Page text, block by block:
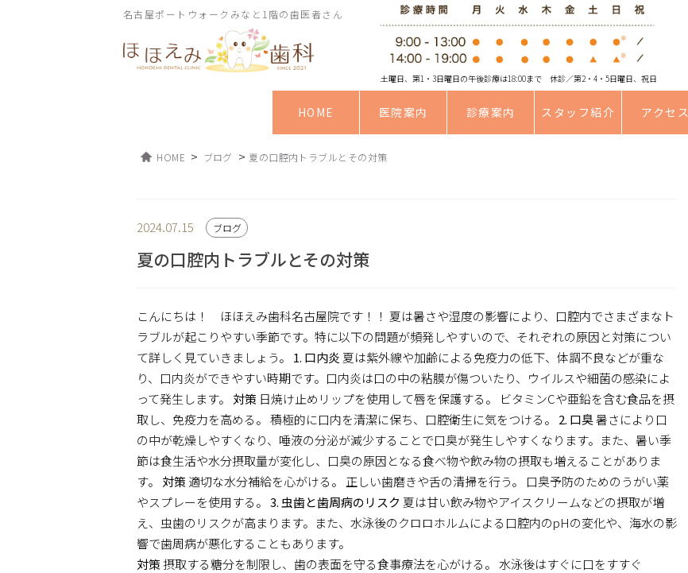
名古屋ポートウォークみなと1階の歯医者さん
土曜日、第1・3日曜日の午後診療は18:00まで 休診／第2・4・5日曜日、祝日
HOME 医院案内 診療案内 スタッフ紹介 アクセス
HOME > ブログ > 夏の口腔内トラブルとその対策
2024.07.15 ブログ
夏の口腔内トラブルとその対策
こんにちは！ ほほえみ歯科名古屋院です！！ 夏は暑さや湿度の影響により、口腔内でさまざまなト
ラブルが起こりやすい季節です。特に以下の問題が頻発しやすいので、それぞれの原因と対策につい
て詳しく見ていきましょう。 1. 口内炎夏は紫外線や加齢による免疫力の低下、体調不良などが重な
り、口内炎ができやすい時期です。口内炎は口の中の粘膜が傷ついたり、ウイルスや細菌の感染によ
って発生します。 対策 日焼け止めリップを使用して唇を保護する。 ビタミンCや亜鉛を含む食品を摂
取し、免疫力を高める。 積極的に口内を清潔に保ち、口腔衛生に気をつける。 2. 口臭暑さにより口
の中が乾燥しやすくなり、唾液の分泌が減少することで口臭が発生しやすくなります。また、暑い季
節は食生活や水分摂取量が変化し、口臭の原因となる食べ物や飲み物の摂取も増えることがありま
す。 対策 適切な水分補給を心がける。 正しい歯磨きや舌の清掃を行う。 口臭予防のためのうがい薬
やスプレーを使用する。 3. 虫歯と歯周病のリスク 夏は甘い飲み物やアイスクリームなどの摂取が増
え、虫歯のリスクが高まります。また、水泳後のクロロホルムによる口腔内のpHの変化や、海水の影
響で歯周病が悪化することもあります。
対策摂取する糖分を制限し、歯の表面を守る食事療法を心がける。 水泳後はすぐに口をすすぐ